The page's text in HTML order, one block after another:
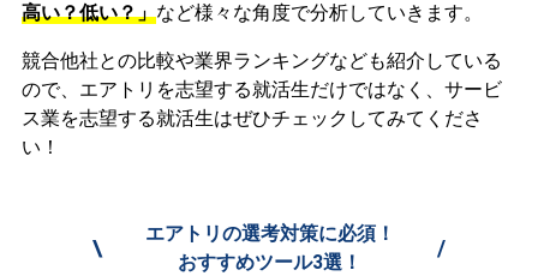
高い？低い？」など様々な角度で分析していきます。
競合他社との比較や業界ランキングなども紹介している
ので、エアトリを志望する就活生だけではなく、サービ
ス業を志望する就活生はぜひチェックしてみてくださ
い！
\
エアトリの選考対策に必須！
おすすめツール3選！
/